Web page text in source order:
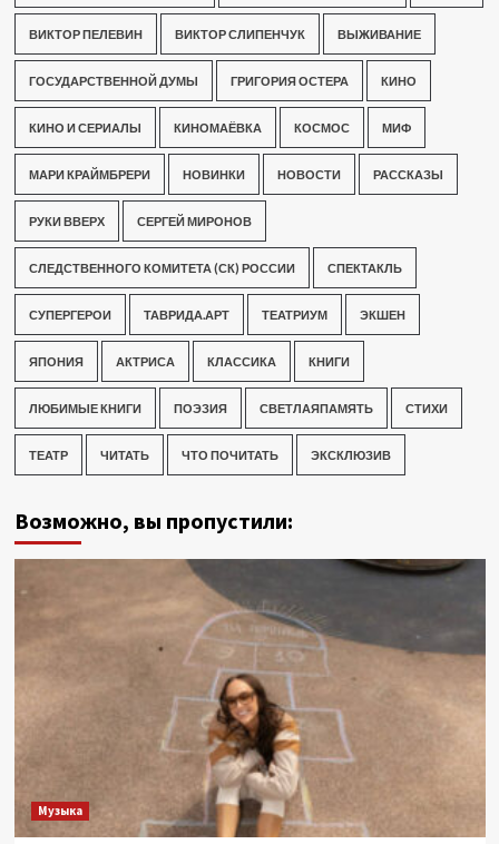
ВИКТОР ПЕЛЕВИН ВИКТОР СЛИПЕНЧУК ВЫЖИВАНИЕ
ГОСУДАРСТВЕННОЙ ДУМЫ ГРИГОРИЯ ОСТЕРА КИНО
КИНО И СЕРИАЛЫ КИНОМАЁВКА КОСМОС МИФ
МАРИ КРАЙМБРЕРИ НОВИНКИ НОВОСТИ РАССКАЗЫ
РУКИ ВВЕРХ СЕРГЕЙ МИРОНОВ
СЛЕДСТВЕННОГО КОМИТЕТА (СК) РОССИИ СПЕКТАКЛЬ
СУПЕРГЕРОИ ТАВРИДА.АРТ ТЕАТРИУМ ЭКШЕН
ЯПОНИЯ АКТРИСА КЛАССИКА КНИГИ
ЛЮБИМЫЕ КНИГИ ПОЭЗИЯ СВЕТЛАЯПАМЯТЬ СТИХИ
ТЕАТР ЧИТАТЬ ЧТО ПОЧИТАТЬ ЭКСКЛЮЗИВ
Возможно, вы пропустили:
Музыка